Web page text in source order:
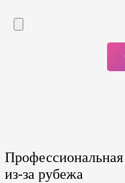
из-за рубежа